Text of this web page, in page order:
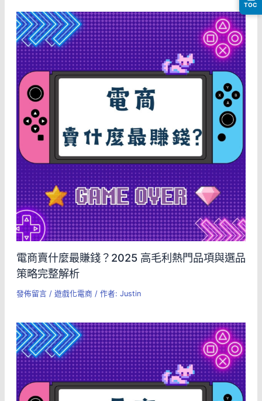
電商賣什麼最賺錢？2025 高毛利熱門品項與選品
策略完整解析
發佈留言 / 遊戲化電商 / 作者: Justin
TOC